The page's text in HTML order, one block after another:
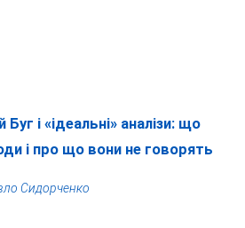
і «ідеальні» аналізи: що
і про що вони не говорять
Сидорченко